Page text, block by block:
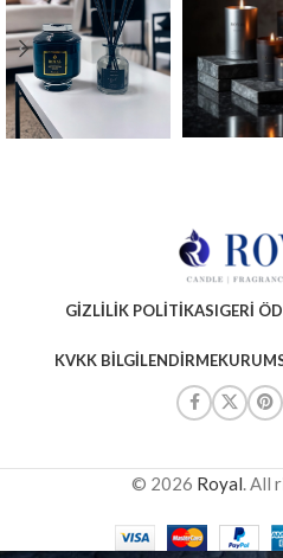
GIZLILIK POLITIKASIGERI
KVKK BILGILENDIRME
© 2026 Royal. All